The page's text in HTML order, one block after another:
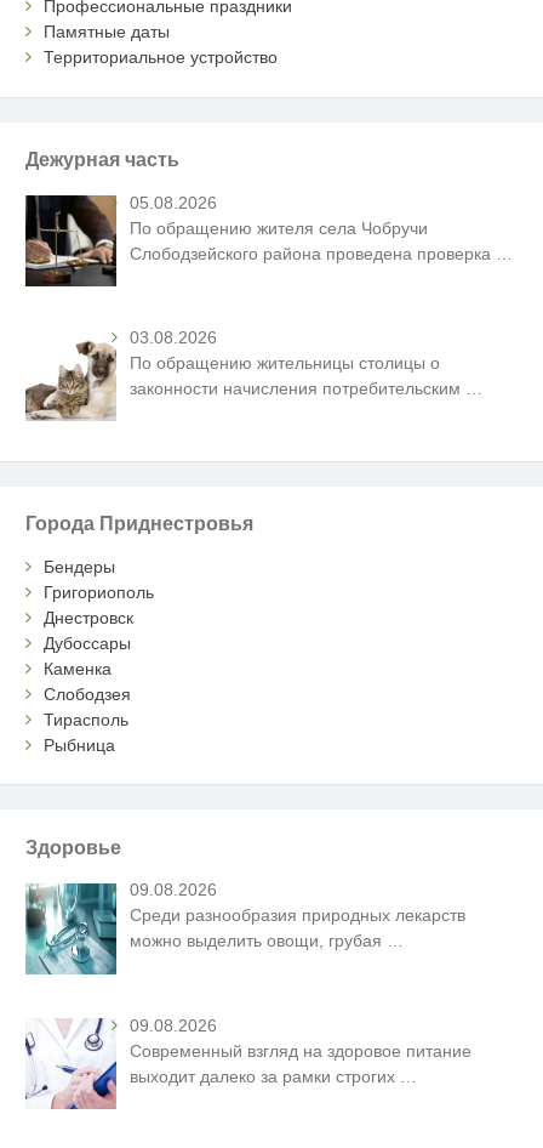
Профессиональные праздники
Памятные даты
Территориальное устройство
Дежурная часть
05.08.2026
По обращению жителя села Чобручи
Слободзейского района проведена проверка
03.08.2026
По обращению жительницы столицы о
законности начисления потребительским
Города Приднестровья
Бендеры
Григориополь
Днестровск
Дубоссары
Каменка
Слободзея
Тирасполь
Рыбница
Здоровье
09.08.2026
Среди разнообразия природных лекарств
можно выделить овощи, грубая …
09.08.2026
Современный взгляд на здоровое питание
выходит далеко за рамки строгих